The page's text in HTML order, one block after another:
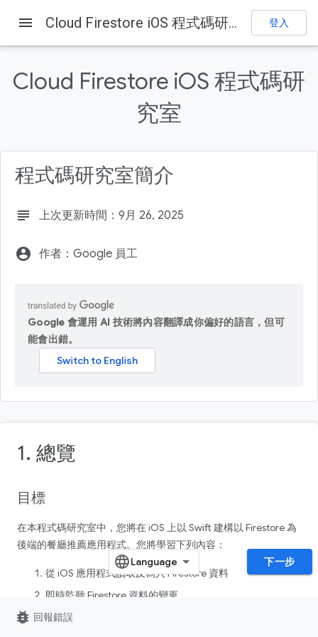
Firebase Firebase Codelabs
下載程式碼
建立 Firebase 專案
將應用程式連結至 Firebase
menu Cloud Firestore iOS 程式碼研究室 登入
Cloud Firestore iOS 程式碼研
究室
程式碼研究室簡介
subject 上次更新時間：9月 26, 2025
account_circle 作者：Google 員工
Google 會運用 AI 技術將內容翻譯成你偏好的語言，但可
能會出錯。
1. 總覽
目標
在本程式碼研究室中，您將在 iOS 上以 Swift 建構以 Firestore 為
後端的餐廳推薦應用程式。您將學習下列內容：
從 iOS 應用程式讀取及寫入 Firestore 資料
即時監聽 Firestore 資料的變更
使用 Firebase 驗證和安全性規則保護 Firestore 資料
下一步
bug_report 回報錯誤